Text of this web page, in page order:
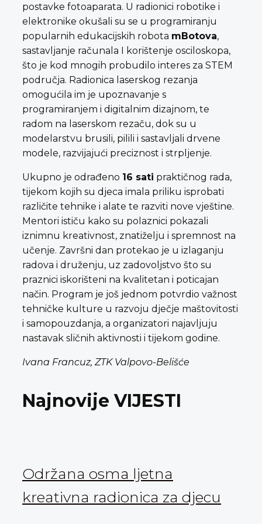
postavke fotoaparata. U radionici robotike i
elektronike okušali su se u programiranju
popularnih edukacijskih robota mBotova,
sastavljanje računala I korištenje osciloskopa,
što je kod mnogih probudilo interes za STEM
područja. Radionica laserskog rezanja
omogućila im je upoznavanje s
programiranjem i digitalnim dizajnom, te
radom na laserskom rezaču, dok su u
modelarstvu brusili, pilili i sastavljali drvene
modele, razvijajući preciznost i strpljenje.
Ukupno je odrađeno 16 sati praktičnog rada,
tijekom kojih su djeca imala priliku isprobati
različite tehnike i alate te razviti nove vještine.
Mentori ističu kako su polaznici pokazali
iznimnu kreativnost, znatiželju i spremnost na
učenje. Završni dan protekao je u izlaganju
radova i druženju, uz zadovoljstvo što su
praznici iskorišteni na kvalitetan i poticajan
način. Program je još jednom potvrdio važnost
tehničke kulture u razvoju dječje maštovitosti
i samopouzdanja, a organizatori najavljuju
nastavak sličnih aktivnosti i tijekom godine.
Ivana Francuz, ZTK Valpovo-Belišće
Najnovije VIJESTI
Održana osma ljetna
kreativna radionica za djecu